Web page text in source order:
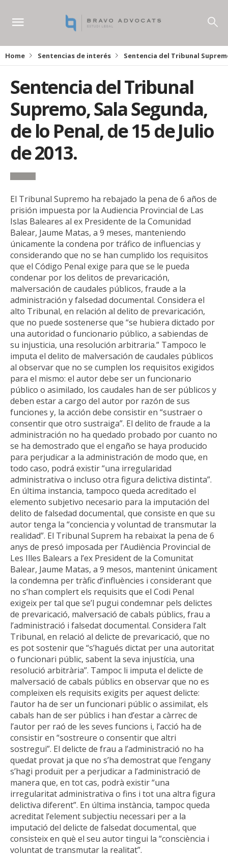
Home Sentencias de interés Sentencia del Tribunal
Sentencia del Tribunal
Supremo, Sala Segunda,
de lo Penal, de 15 de Julio
de 2013.
El Tribunal Supremo ha rebajado la pena de 6 años de
prisión impuesta por la Audiencia Provincial de Las
Islas Baleares al ex Presidente de la Comunidad
Balear, Jaume Matas, a 9 meses, manteniendo
únicamente la condena por tráfico de influencias y
considerando que no se han cumplido los requisitos
que el Código Penal exige para que se le pueda
condenar por los delitos de prevaricación,
malversación de caudales públicos, fraude a la
administración y falsedad documental. Considera el
alto Tribunal, en relación al delito de prevaricación,
que no puede sostenerse que “se hubiera dictado por
una autoridad o funcionario público, a sabiendas de
su injusticia, una resolución arbitraria.” Tampoco le
imputa el delito de malversación de caudales públicos
al observar que no se cumplen los requisitos exigidos
para el mismo: el autor debe ser un funcionario
público o asimilado, los caudales han de ser públicos y
deben estar a cargo del autor por razón de sus
funciones y, la acción debe consistir en “sustraer o
consentir que otro sustraiga”. El delito de fraude a la
administración no ha quedado probado por cuanto no
se ha demostrado que el engaño se haya producido
para perjudicar a la administración de modo que, en
todo caso, podrá existir “una irregularidad
administrativa o incluso otra figura delictiva distinta”.
En última instancia, tampoco queda acreditado el
elemento subjetivo necesario para la imputación del
delito de falsedad documental, que consiste en que su
autor tenga la “conciencia y voluntad de transmutar la
realidad”. El Tribunal Suprem ha rebaixat la pena de 6
anys de presó imposada per l’Audiència Provincial de
Les Illes Balears a l’ex President de la Comunitat
Balear, Jaume Matas, a 9 mesos, mantenint únicament
la condemna per tràfic d’influències i considerant que
no s’han complert els requisits que el Codi Penal
exigeix per tal que se’l pugui condemnar pels delictes
de prevaricació, malversació de cabals públics, frau a
l’administració i falsedat documental. Considera l’alt
Tribunal, en relació al delicte de prevaricació, que no
es pot sostenir que “s’hagués dictat per una autoritat
o funcionari públic, sabent la seva injustícia, una
resolució arbitrària”. Tampoc li imputa el delicte de
malversació de cabals públics en observar que no es
compleixen els requisits exigits per aquest delicte:
l’autor ha de ser un funcionari públic o assimilat, els
cabals han de ser públics i han d’estar a càrrec de
l’autor per raó de les seves funcions i, l’acció ha de
consistir en “sostreure o consentir que altri
sostregui”. El delicte de frau a l’administració no ha
quedat provat ja que no s’ha demostrat que l’engany
s’hagi produït per a perjudicar a l’administració de
manera que, en tot cas, podrà existir “una
irregularitat administrativa o fins i tot una altra figura
delictiva diferent”. En última instància, tampoc queda
acreditat l’element subjectiu necessari per a la
imputació del delicte de falsedat documental, que
consisteix en què el seu autor tingui la “consciència i
voluntat de transmutar la realitat”.